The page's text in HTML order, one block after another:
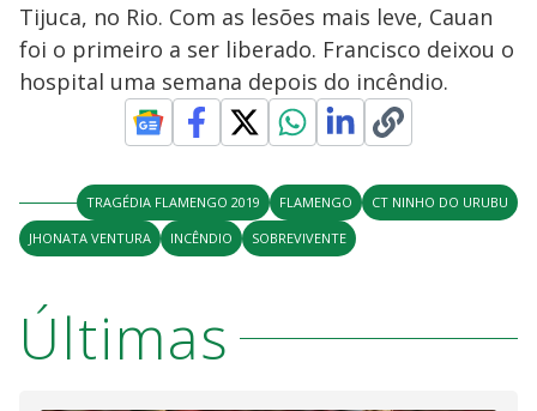
Tijuca, no Rio. Com as lesões mais leve, Cauan
foi o primeiro a ser liberado. Francisco deixou o
hospital uma semana depois do incêndio.
TRAGÉDIA FLAMENGO 2019 FLAMENGO
CT NINHO DO URUBU
JHONATA VENTURA
INCÊNDIO SOBREVIVENTE
Últimas